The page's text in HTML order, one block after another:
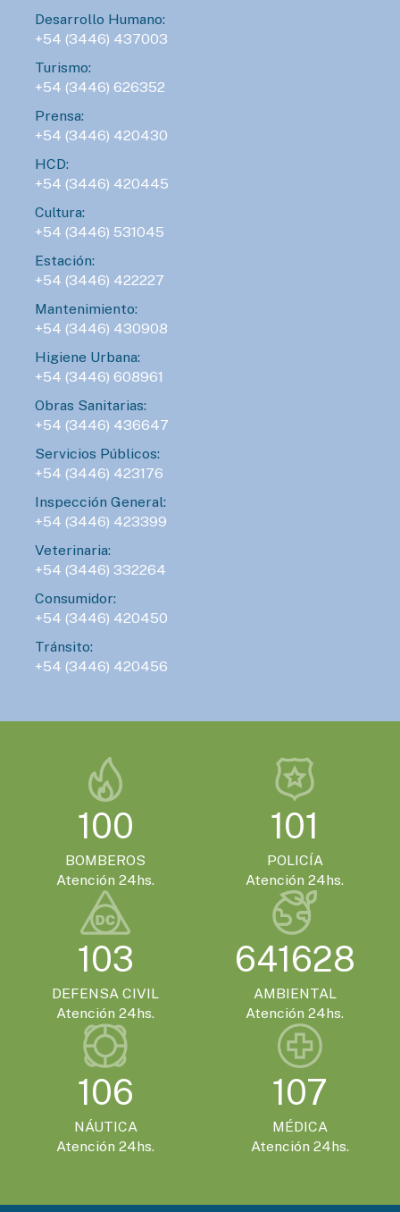
Desarrollo Humano:
+54 (3446) 437003
Turismo:
+54 (3446) 626352
Prensa:
+54 (3446) 420430
HCD:
+54 (3446) 420445
Cultura:
+54 (3446) 531045
Estación:
+54 (3446) 422227
Mantenimiento:
+54 (3446) 430908
Higiene Urbana:
+54 (3446) 608961
Obras Sanitarias:
+54 (3446) 436647
Servicios Públicos:
+54 (3446) 423176
Inspección General:
+54 (3446) 423399
Veterinaria:
+54 (3446) 332264
Consumidor:
+54 (3446) 420450
Tránsito:
+54 (3446) 420456
100
BOMBEROS
Atención 24hs.
101
POLICÍA
Atención 24hs.
103
DEFENSA CIVIL
Atención 24hs.
641628
AMBIENTAL
Atención 24hs.
106
NÁUTICA
Atención 24hs.
107
MÉDICA
Atención 24hs.